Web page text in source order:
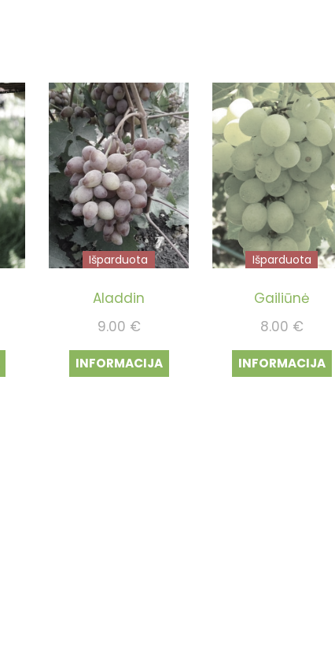
Išparduota
Aladdin
9.00 €
INFORMACIJA
Išparduota
Gailiūnė
8.00 €
INFORMACIJA